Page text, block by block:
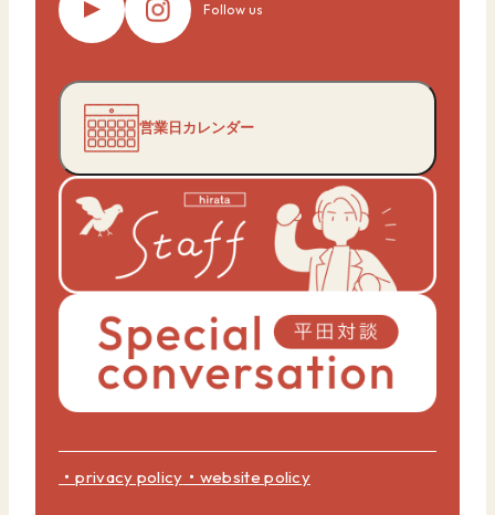
Follow us
営業日カレンダー
・privacy policy ・website policy